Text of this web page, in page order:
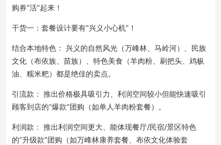
购券“活”起来！
干货一：套餐设计要有“兴义小心机”！
结合本地特色： 兴义的自然风光（万峰林、马岭河）、民族
文化（布依族、苗族）、特色美食（羊肉粉、刷把头、鸡枞
油、糯米粑）都是绝佳的卖点。
引流款： 推出价格极具吸引力、利润空间较小但能快速吸引
顾客到店的“爆款”团购（如单人羊肉粉套餐）。
利润款： 推出利润空间更大、能体现餐厅/民宿/景区特色
的“升级款”团购（如万峰林康养套餐、布依文化体验套